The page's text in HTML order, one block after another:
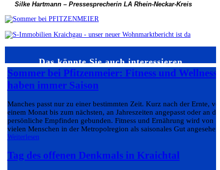
Silke Hartmann – Pressesprecherin LA Rhein-Neckar-Kreis
Das könnte Sie auch interessieren…
Sommer bei Pfitzenmeier: Fitness und Wellness
haben immer Saison
Manches passt nur zu einer bestimmten Zeit. Kurz nach der Ernte,
einem Monat bis zum nächsten, an Jahreszeiten angepasst oder an
persönliche Empfinden gebunden. Fitness und Ernährung wird von
vielen Menschen in der Metropolregion als saisonales Gut
Weiterlesen
Tag des offenen Denkmals in Kraichtal